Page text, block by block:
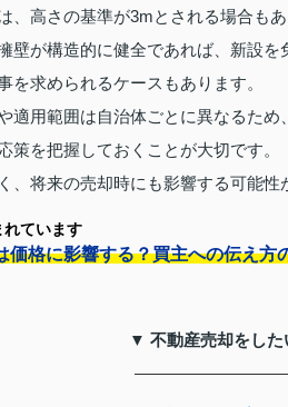
、高さの基準が3mとされる場合も
壁が構造的に健全であれば、新設
を求められるケースもあります。
適用範囲は自治体ごとに異なるた
策を把握しておくことが大切です。
、将来の売却時にも影響する可能性
ています
価格に影響する？買主への伝え方
▼ 不動産売却をし